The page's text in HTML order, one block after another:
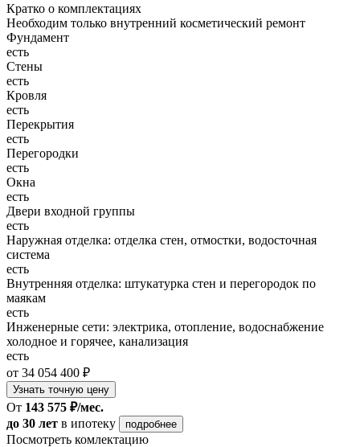
Кратко о комплектациях
Необходим только внутренний косметический ремонт
Фундамент
есть
Стены
есть
Кровля
есть
Перекрытия
есть
Перегородки
есть
Окна
есть
Двери входной группы
есть
Наружная отделка: отделка стен, отмостки, водосточная
система
есть
Внутренняя отделка: штукатурка стен и перегородок по
маякам
есть
Инженерные сети: электрика, отопление, водоснабжение
холодное и горячее, канализация
есть
от 34 054 400 ₽
Узнать точную цену
От 143 575 ₽/мес.
до 30 лет в ипотеку подробнее
Посмотреть комлектацию